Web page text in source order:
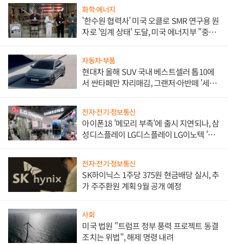
화학·에너지
'한수원 협력사' 미국 오클로 SMR 연구용 원
자로 '임계 상태' 도달, 미국 에너지부 "중요
자동차·부품
현대차 올해 SUV 국내 베스트셀러 톱10에
서 싼타페만 자리매김, 그랜저·아반떼 '세단
전자·전기·정보통신
아이폰18 '메모리 부족'에 출시 지연되나, 삼
성디스플레이 LG디스플레이 LG이노텍 '탈
전자·전기·정보통신
SK하이닉스 1주당 375원 현금배당 실시, 추
가 주주환원 계획 9월 공개 예정
사회
미국 법원 "트럼프 정부 풍력 프로젝트 동결
조치는 위법", 해제 명령 내려